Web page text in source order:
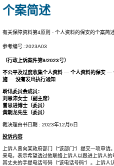
个案简述
有关保障资料第4原则 - 个人资料的保安的个案简
参考编号.:2023A03
（行政上诉案件第9/2023号）
不公平及过度收集个人资料 — 个人资料的保安
施 — 没有发出执行通知
聆讯委员会成员：
刘恩沛女士（副主席）
曾思进博士（委员）
黄朝龙先生（委员）
裁决理由书日期 : 2023年12月6日
投诉内容
上诉人曾向某政府部门（“该部门”）提交一项申
来电，表示希望透过他联络上诉人以跟进上诉人
其丈夫的手提电话号码（“该电话号码”）。上诉人